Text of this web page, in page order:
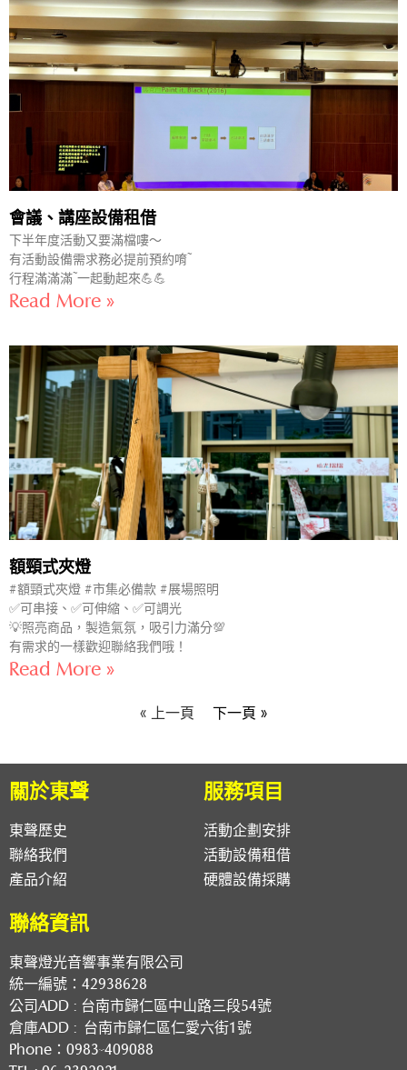
會議、講座設備租借
下半年度活動又要滿檔嘍～
有活動設備需求務必提前預約唷~
行程滿滿滿~一起動起來💪💪
Read More »
額頸式夾燈
#額頸式夾燈 #市集必備款 #展場照明
✅可串接、✅可伸縮、✅可調光
💡照亮商品，製造氣氛，吸引力滿分💯
有需求的一樣歡迎聯絡我們哦！
Read More »
« 上一頁 下一頁 »
關於東聲
東聲歷史
聯絡我們
產品介紹
服務項目
活動企劃安排
活動設備租借
硬體設備採購
聯絡資訊
東聲燈光音響事業有限公司
統一編號：42938628
公司ADD : 台南市歸仁區中山路三段54號
倉庫ADD : 台南市歸仁區仁愛六街1號​
Phone： 0983-409088